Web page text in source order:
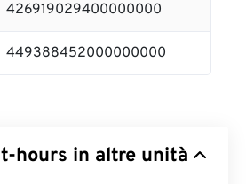
426919029400000000
449388452000000000
hours in altre unità